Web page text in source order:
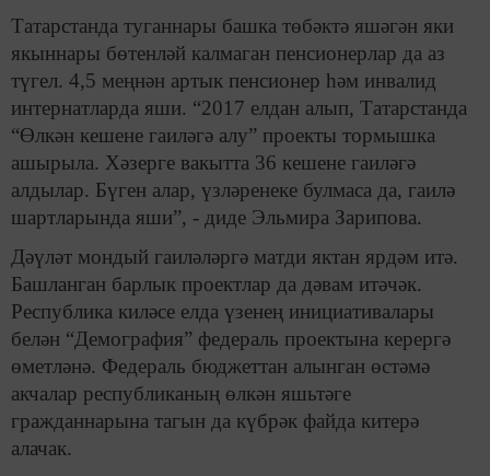
Татарстанда туганнары башка төбәктә яшәгән яки
якыннары бөтенләй калмаган пенсионерлар да аз
түгел. 4,5 меңнән артык пенсионер һәм инвалид
интернатларда яши. “2017 елдан алып, Татарстанда
“Өлкән кешене гаиләгә алу” проекты тормышка
ашырыла. Хәзерге вакытта 36 кешене гаиләгә
алдылар. Бүген алар, үзләренеке булмаса да, гаилә
шартларында яши”, - диде Эльмира Зарипова.
Дәүләт мондый гаиләләргә матди яктан ярдәм итә.
Башланган барлык проектлар да дәвам итәчәк.
Республика киләсе елда үзенең инициативалары
белән “Демография” федераль проектына керергә
өметләнә. Федераль бюджеттан алынган өстәмә
акчалар республиканың өлкән яшьтәге
гражданнарына тагын да күбрәк файда китерә
алачак.